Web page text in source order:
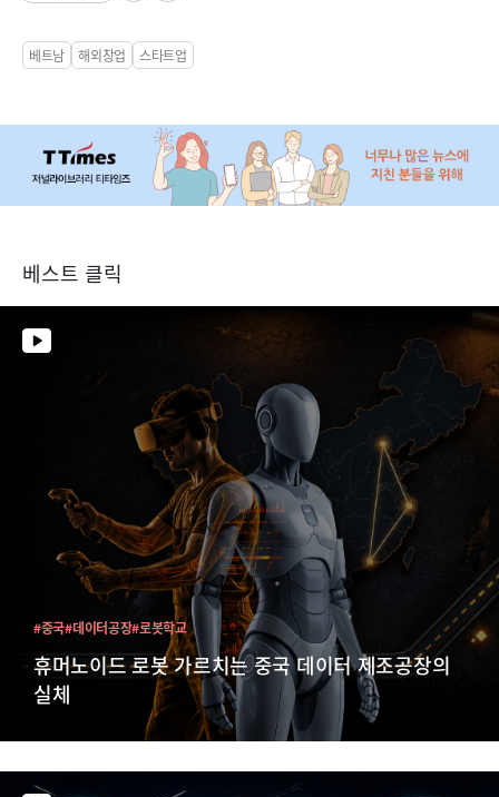
베트남 해외창업 스타트업
베스트 클릭
휴머노이드 로봇 가르치는 중국 데이터 제조공장의
실체
#중국#데이터공장#로봇학교